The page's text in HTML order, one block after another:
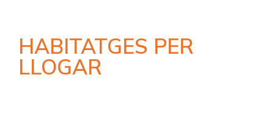
HABITATGES PER
LLOGAR